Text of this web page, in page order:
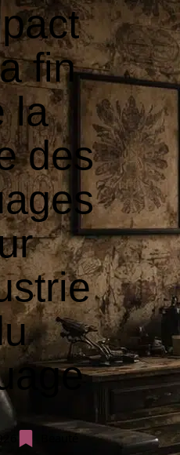
fin
la
des
Beauté